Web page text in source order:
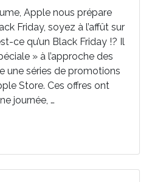
Apple nous prépare
Friday, soyez à l’affût sur
ce qu’un Black Friday !? Il
» à l’approche des
une séries de promotions
Store. Ces offres ont
journée, …